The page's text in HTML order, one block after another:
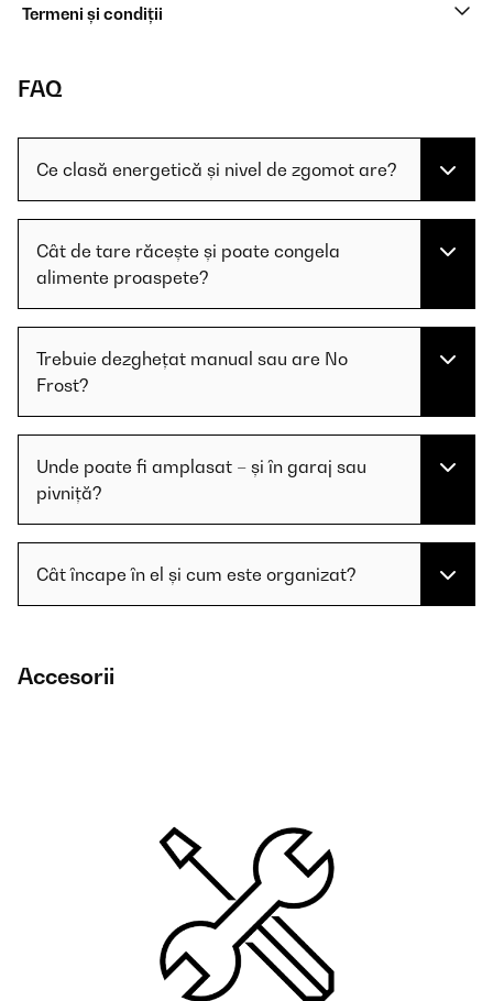
Termeni și condiții
FAQ
Ce clasă energetică și nivel de zgomot are?
Cât de tare răcește și poate congela
alimente proaspete?
Trebuie dezghețat manual sau are No
Frost?
Unde poate fi amplasat – și în garaj sau
pivniță?
Cât încape în el și cum este organizat?
Accesorii